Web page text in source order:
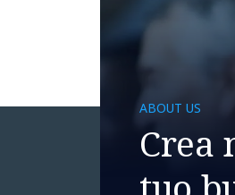
ABOUT US
Crea